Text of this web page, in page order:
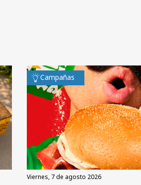
Campañas
viernes, 7 de agosto 2026